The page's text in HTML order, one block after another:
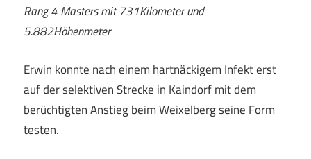
Rang 4 Masters mit 731Kilometer und
5.882Höhenmeter
Erwin konnte nach einem hartnäckigem Infekt erst
auf der selektiven Strecke in Kaindorf mit dem
berüchtigten Anstieg beim Weixelberg seine Form
testen.